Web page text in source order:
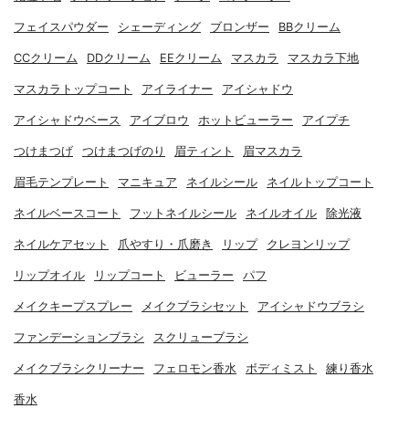
フェイスパウダー シェーディング ブロンザー BBクリーム
CCクリーム DDクリーム EEクリーム マスカラ マスカラ下地
マスカラトップコート アイライナー アイシャドウ
アイシャドウベース アイブロウ ホットビューラー アイプチ
つけまつげ つけまつげのり 眉ティント 眉マスカラ
眉毛テンプレート マニキュア ネイルシール ネイルトップコート
ネイルベースコート フットネイルシール ネイルオイル 除光液
ネイルケアセット 爪やすり・爪磨き リップ クレヨンリップ
リップオイル リップコート ビューラー パフ
メイクキープスプレー メイクブラシセット アイシャドウブラシ
ファンデーションブラシ スクリューブラシ
メイクブラシクリーナー フェロモン香水 ボディミスト 練り香水
香水